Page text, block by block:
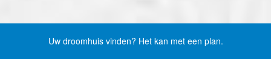
amsterdam@makelaarsvan.nl
+31 (0)20 333 11 10
Uw droomhuis vinden? Het kan met een plan.